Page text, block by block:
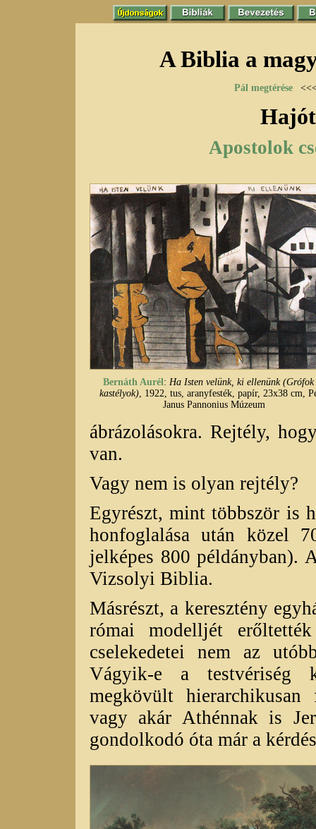
A Biblia a
Pál megtérése
Apostolok
Bernáth Aurél: Ha Isten velünk, ki ellenünk (Grófok
kastélyok), 1922, tus, aranyfesték, papír, 23x38 cm,
Janus Pannonius Múzeum
ábrázolásokra. Rejtély,
van.
Vagy nem is olyan rejtély?
Egyrészt, mint többször is
honfoglalása után közel
jelképes 800 példányban).
Vizsolyi Biblia.
Másrészt, a keresztény
római modelljét
cselekedetei nem az
Vágyik-e a testvériség
megkövült
vagy akár Athénnak is
gondolkodó óta már a